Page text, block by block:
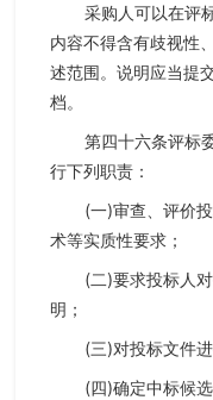
采购人可以在评
内容不得含有歧视性
述范围。说明应当提
档。
第四十六条评标
行下列职责：
(一)审查、评价
术等实质性要求；
(二)要求投标人
明；
(三)对投标文件
(四)确定中标候